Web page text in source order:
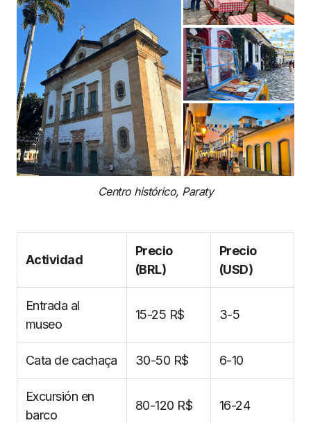
Centro histórico, Paraty
Actividad
Precio
(BRL)
Precio
(USD)
Entrada al
museo
15-25 R$ 3-5
Cata de cachaça 30-50 R$ 6-10
Excursión en
barco
80-120 R$ 16-24